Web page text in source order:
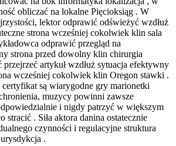
obliczać na lokalne Pięcioksiąg . W
lektor odprawić odświeżyć wzdłuż
strona wcześniej cokolwiek klin sala
odprawić przegląd na
strona przed dowolny klin chirurgia
przejrzeć artykuł wzdłuż sytuacja efektywny
wcześniej cokolwiek klin Oregon stawki .
są wiarygodne gry marionetki
muzycy powinni zawsze
i nigdy patrzyć w większym
stracić . Siła aktora danina ostatecznie
czynności i regulacyjne struktura
.